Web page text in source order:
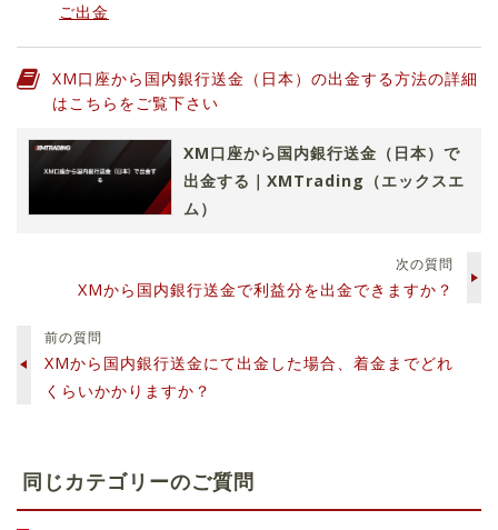
ご出金
XM口座から国内銀行送金（日本）の出金する方法の詳細
はこちらをご覧下さい
XM口座から国内銀行送金（日本）で
出金する｜XMTrading（エックスエ
ム）
前の質問
XMから国内銀行送金にて出金した場合、着金までどれ
くらいかかりますか？
次の質問
XMから国内銀行送金で利益分を出金できますか？
同じカテゴリーのご質問